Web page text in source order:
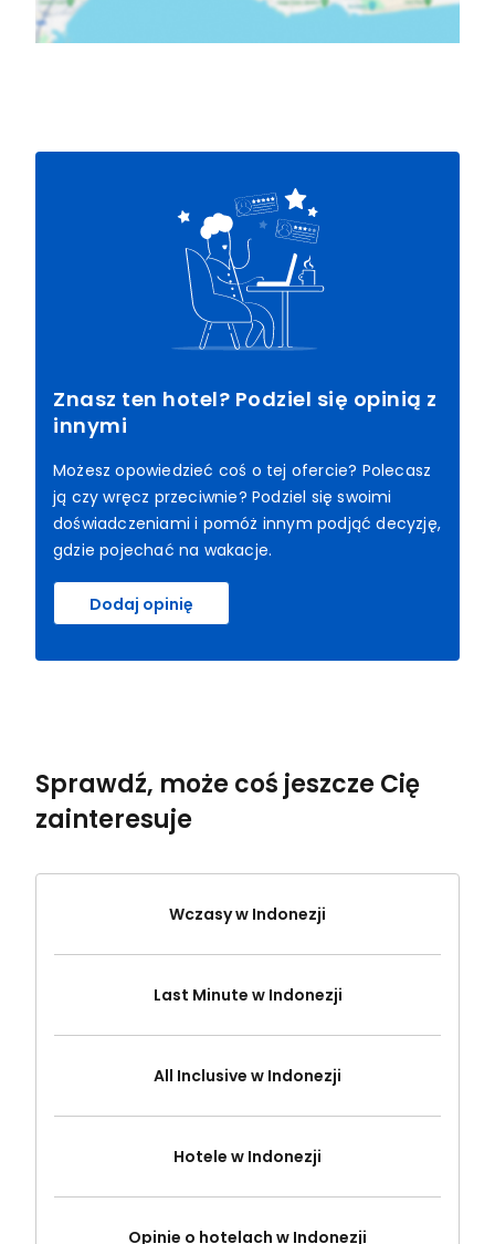
Znasz ten hotel? Podziel się opinią z
innymi
Możesz opowiedzieć coś o tej ofercie? Polecasz
ją czy wręcz przeciwnie? Podziel się swoimi
doświadczeniami i pomóż innym podjąć decyzję,
gdzie pojechać na wakacje.
Dodaj opinię
Sprawdź, może coś jeszcze Cię
zainteresuje
Wczasy w Indonezji
Last Minute w Indonezji
All Inclusive w Indonezji
Hotele w Indonezji
Opinie o hotelach w Indonezji